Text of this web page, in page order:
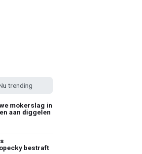
trending
mokerslag in
aan diggelen
bestraft